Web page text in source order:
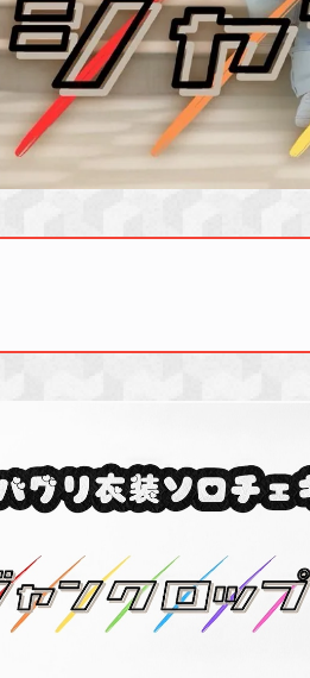
グリ衣装ソロチェキ(サイン&メッセージ
入り)
¥3,000